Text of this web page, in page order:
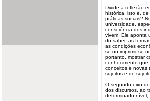
Divide a reflexão
histórica, isto é,
práticas sociais?
universidade,
consciência dos
vivem. Ele aponta
do saber, as
as condições
se ou imprimir-se
portanto, mostrar
conhecimento que
conceitos e novas
sujeitos e de
O segundo eixo
dos discursos, ao
determinado nível,